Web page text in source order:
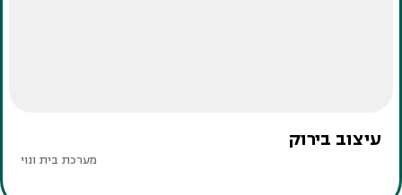
עיצוב בירוק
מערכת בית ונוי